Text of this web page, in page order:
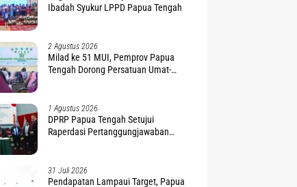
Ibadah Syukur LPPD Papua Tengah
2 Agustus 2026
Milad ke 51 MUI, Pemprov Papua
Tengah Dorong Persatuan Umat-
1 Agustus 2026
DPRP Papua Tengah Setujui
Raperdasi Pertanggungjawaban
31 Juli 2026
Pendapatan Lampaui Target, Papua